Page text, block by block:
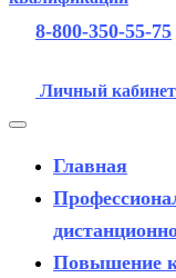
8-800-350-55-75
Личный кабинет
Главная
Повышение